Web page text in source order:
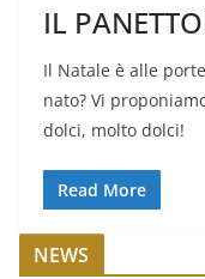
IL
Il Natale è alle
nato? Vi
dolci, molto dolci!
Read More
NEWS